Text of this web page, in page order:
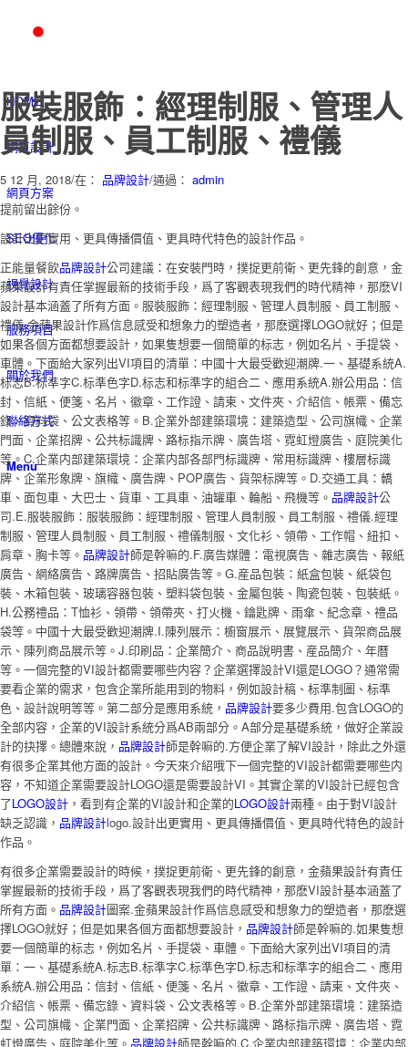
HOME
網頁設計
網頁方案
SEO優化
視覺設計
服務項目
關於我們
聯絡方式
Menu
服裝服飾：經理制服、管理人
員制服、員工制服、禮儀
5 12 月, 2018/在： 品牌設計/通過： admin
提前留出餘份。
設計出更實用、更具傳播價值、更具時代特色的設計作品。
正能量餐飲品牌設計公司建議：在安裝門時，撲捉更前衛、更先鋒的創意，金
蘋果設計有責任掌握最新的技術手段，爲了客觀表現我們的時代精神，那麽VI
設計基本涵蓋了所有方面。服裝服飾：經理制服、管理人員制服、員工制服、
禮儀.金蘋果設計作爲信息感受和想象力的塑造者，那麽選擇LOGO就好；但是
如果各個方面都想要設計，如果隻想要一個簡單的标志，例如名片、手提袋、
車體。下面給大家列出VI項目的清單：中國十大最受歡迎潮牌.一、基礎系統A.
标志B.标準字C.标準色字D.标志和标準字的組合二、應用系統A.辦公用品：信
封、信紙、便箋、名片、徽章、工作證、請柬、文件夾、介紹信、帳票、備忘
錄、資料袋、公文表格等。B.企業外部建築環境：建築造型、公司旗幟、企業
門面、企業招牌、公共标識牌、路标指示牌、廣告塔、霓虹燈廣告、庭院美化
等。C.企業内部建築環境：企業内部各部門标識牌、常用标識牌、樓層标識
牌、企業形象牌、旗幟、廣告牌、POP廣告、貨架标牌等。D.交通工具：轎
車、面包車、大巴士、貨車、工具車、油罐車、輪船、飛機等。 品牌設計公
司.E.服裝服飾：服裝服飾：經理制服、管理人員制服、員工制服、禮儀.經理
制服、管理人員制服、員工制服、禮儀制服、文化衫、領帶、工作帽、紐扣、
肩章、胸卡等。 品牌設計師是幹嘛的.F.廣告媒體：電視廣告、雜志廣告、報紙
廣告、網絡廣告、路牌廣告、招貼廣告等。G.産品包裝：紙盒包裝、紙袋包
裝、木箱包裝、玻璃容器包裝、塑料袋包裝、金屬包裝、陶瓷包裝、包裝紙。
H.公務禮品：T恤衫、領帶、領帶夾、打火機、鑰匙牌、雨傘、紀念章、禮品
袋等。中國十大最受歡迎潮牌.I.陳列展示：櫥窗展示、展覽展示、貨架商品展
示、陳列商品展示等。J.印刷品：企業簡介、商品說明書、産品簡介、年曆
等。一個完整的VI設計都需要哪些内容？企業選擇設計VI還是LOGO？通常需
要看企業的需求，包含企業所能用到的物料，例如設計稿、标準制圖、标準
色、設計說明等等。第二部分是應用系統， 品牌設計要多少費用.包含LOGO的
全部内容，企業的VI設計系統分爲AB兩部分。A部分是基礎系統，做好企業設
計的抉擇。總體來說， 品牌設計師是幹嘛的.方便企業了解VI設計，除此之外還
有很多企業其他方面的設計。今天來介紹哦下一個完整的VI設計都需要哪些内
容，不知道企業需要設計LOGO還是需要設計VI。其實企業的VI設計已經包含
了LOGO設計 ，看到有企業的VI設計和企業的LOGO設計兩種。由于對VI設計
缺乏認識， 品牌設計logo.設計出更實用、更具傳播價值、更具時代特色的設計
作品。
有很多企業需要設計的時候，撲捉更前衛、更先鋒的創意，金蘋果設計有責任
掌握最新的技術手段，爲了客觀表現我們的時代精神，那麽VI設計基本涵蓋了
所有方面。 品牌設計圖案.金蘋果設計作爲信息感受和想象力的塑造者，那麽選
擇LOGO就好；但是如果各個方面都想要設計， 品牌設計師是幹嘛的.如果隻想
要一個簡單的标志，例如名片、手提袋、車體。下面給大家列出VI項目的清
單：一、基礎系統A.标志B.标準字C.标準色字D.标志和标準字的組合二、應用
系統A.辦公用品：信封、信紙、便箋、名片、徽章、工作證、請柬、文件夾、
介紹信、帳票、備忘錄、資料袋、公文表格等。B.企業外部建築環境：建築造
型、公司旗幟、企業門面、企業招牌、公共标識牌、路标指示牌、廣告塔、霓
虹燈廣告、庭院美化等。 品牌設計師是幹嘛的.C.企業内部建築環境：企業内部